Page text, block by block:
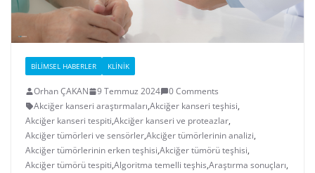
BILIMSEL HABERLER KLINIK
Orhan ÇAKAN 9 Temmuz 2024
0 Comments
Akciğer kanseri araştırmaları,Akciğer kanseri teşhisi,
Akciğer kanseri tespiti,Akciğer kanseri ve proteazlar,
Akciğer tümörleri ve sensörler,Akciğer tümörlerinin analizi,
Akciğer tümörlerinin erken teşhisi,Akciğer tümörü teşhisi,
Akciğer tümörü tespiti,Algoritma temelli teşhis,Araştırma sonuçları,